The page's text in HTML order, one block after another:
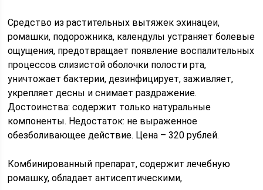
Средство из растительных вытяжек эхинацеи,
ромашки, подорожника, календулы устраняет болевые
ощущения, предотвращает появление воспалительных
процессов слизистой оболочки полости рта,
уничтожает бактерии, дезинфицирует, заживляет,
укрепляет десны и снимает раздражение.
Достоинства: содержит только натуральные
компоненты. Недостаток: не выраженное
обезболивающее действие. Цена – 320 рублей.
Комбинированный препарат, содержит лечебную
ромашку, обладает антисептическими,